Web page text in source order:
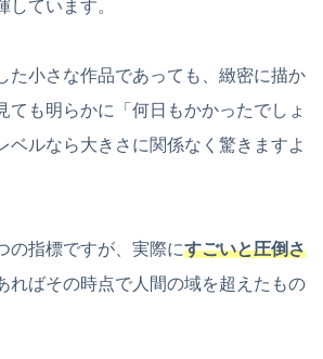
しています。
た小さな作品であっても、緻密に描か
ても明らかに「何日もかかったでしょ
ベルなら大きさに関係なく驚きますよ
の指標ですが、実際にすごいと圧倒さ
ればその時点で人間の域を超えたもの